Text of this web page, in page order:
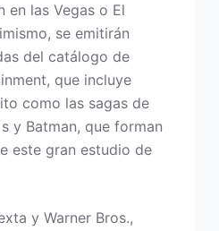
en las Vegas o El
se emitirán
del catálogo de
que incluye
como las sagas de
y Batman, que forman
este gran estudio de
y Warner Bros.,